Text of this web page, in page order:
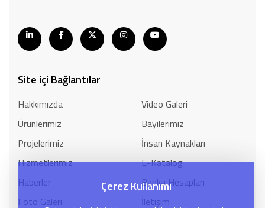
Site içi Bağlantılar
Hakkımızda
Ürünlerimiz
Projelerimiz
Hizmetlerimiz
Haberler
Foto Galeri
Video Galeri
Bayilerimiz
İnsan Kaynakları
E-Katalog
Banka Hesapları
İletişim
Çerez Kullanımı